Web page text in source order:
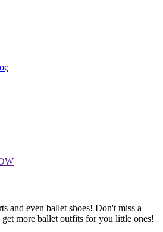
and even ballet shoes! Don't miss a
get more ballet outfits for you little ones!